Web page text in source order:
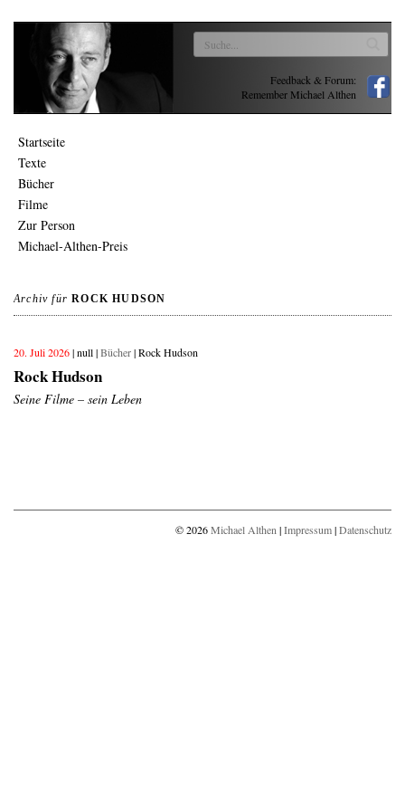
Feedback & Forum:
Remember Michael Althen
Startseite
Texte
Bücher
Filme
Zur Person
Michael-Althen-Preis
Archiv fürROCK HUDSON
20. Juli 2026| null |Bücher| Rock Hudson
Rock Hudson
Seine Filme – sein Leben
© 2026Michael Althen |Impressum|Datenschutz